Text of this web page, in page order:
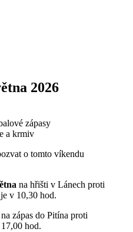
2026
zápasy
a krmiv
o tomto víkendu
na hřišti v Lánech proti
v 10,30 hod.
na zápas do Pitína proti
hod.